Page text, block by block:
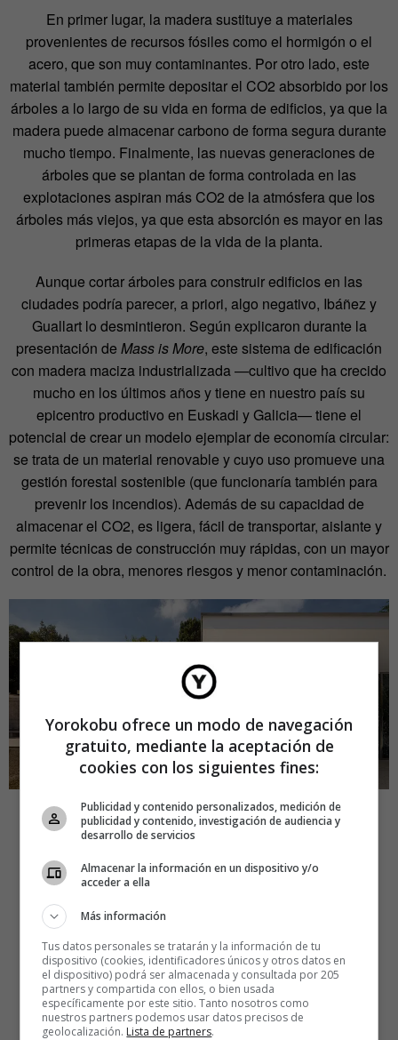
En primer lugar, la madera sustituye a materiales
provenientes de recursos fósiles como el hormigón o el
acero, que son muy contaminantes. Por otro lado, este
material también permite depositar el CO2 absorbido por los
árboles a lo largo de su vida en forma de edificios, ya que la
madera puede almacenar carbono de forma segura durante
mucho tiempo. Finalmente, las nuevas generaciones de
árboles que se plantan de forma controlada en las
explotaciones aspiran más CO2 de la atmósfera que los
árboles más viejos, ya que esta absorción es mayor en las
primeras etapas de la vida de la planta.
Aunque cortar árboles para construir edificios en las
ciudades podría parecer, a priori, algo negativo, Ibáñez y
Guallart lo desmintieron. Según explicaron durante la
presentación de Mass is More, este sistema de edificación
con madera maciza industrializada—cultivo que ha crecido
mucho en los últimos años y tiene en nuestro país su
epicentro productivo en Euskadi y Galicia—tiene el
potencial de crear un modelo ejemplar de economía circular:
se trata de un material renovable y cuyo uso promueve una
gestión forestal sostenible (que funcionaría también para
prevenir los incendios). Además de su capacidad de
almacenar el CO2, es ligera, fácil de transportar, aislante y
permite técnicas de construcción muy rápidas, con un mayor
control de la obra, menores riesgos y menor contaminación.
Yorokobu ofrece un modo de navegación
gratuito, mediante la aceptación de
cookies con los siguientes fines:
Publicidad y contenido personalizados, medición de
publicidad y contenido, investigación de audiencia y
desarrollo de servicios
Almacenar la información en un dispositivo y/o
acceder a ella
Más información
Tus datos personales se tratarán y la información de tu
dispositivo (cookies, identificadores únicos y otros datos en
el dispositivo) podrá ser almacenada y consultada por 205
partners y compartida con ellos, o bien usada
específicamente por este sitio. Tanto nosotros como
nuestros partners podemos usar datos precisos de
geolocalización. Lista de partners.